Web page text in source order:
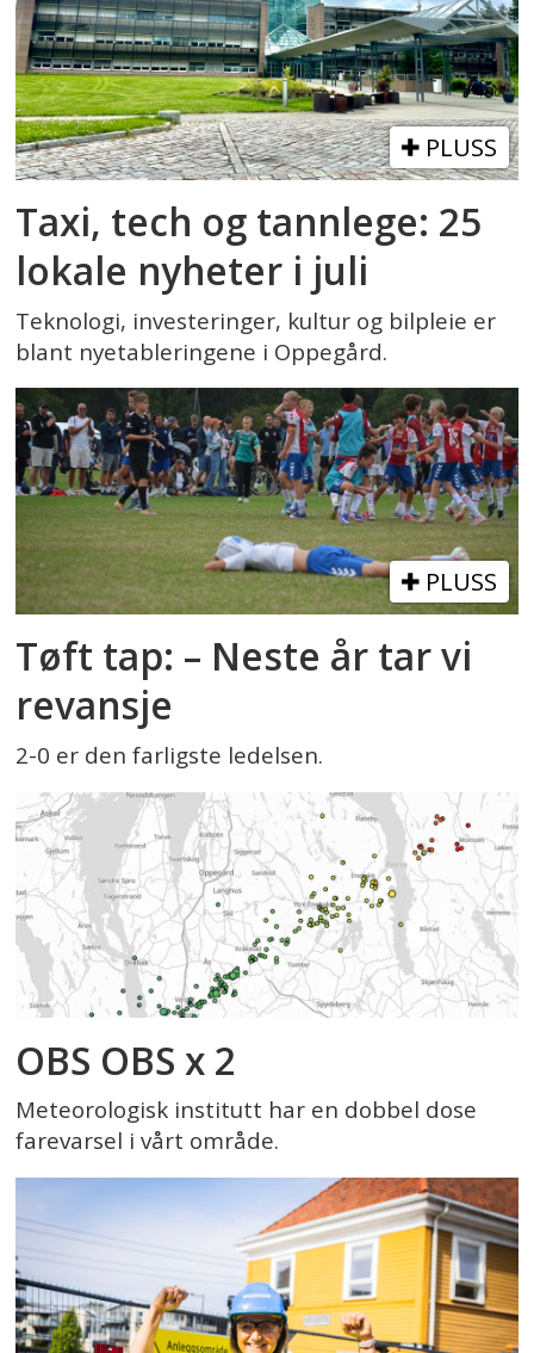
PLUSS
Taxi, tech og tannlege: 25
lokale nyheter i juli
Teknologi, investeringer, kultur og bilpleie er
blant nyetableringene i Oppegård.
PLUSS
Tøft tap: – Neste år tar vi
revansje
2-0 er den farligste ledelsen.
OBS OBS x 2
Meteorologisk institutt har en dobbel dose
farevarsel i vårt område.